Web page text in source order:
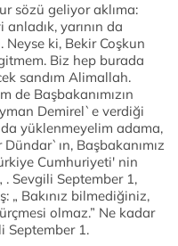
sözü geliyor aklıma:
yarının da
Neyse ki, Bekir Coşkun
Biz hep burada
sandım Alimallah.
de Başbakanımızın
Demirel`e verdiği
yüklenmeyelim adama,
Başbakanımız
Cumhuriyeti' nin
. Sevgili September 1,
„ Bakınız bilmediğiniz,
olmaz.” Ne kadar
September 1.